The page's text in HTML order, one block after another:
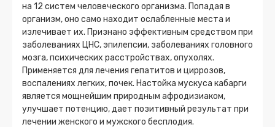
на 12 систем человеческого организма. Попадая в
организм, оно само находит ослабленные места и
излечивает их. Признано эффективным средством при
заболеваниях ЦНС, эпилепсии, заболеваниях головного
мозга, психических расстройствах, опухолях.
Применяется для лечения гепатитов и циррозов,
воспалениях легких, почек. Настойка мускуса кабарги
является мощнейшим природным афродизиаком,
улучшает потенцию, дает позитивный результат при
лечении женского и мужского бесплодия.